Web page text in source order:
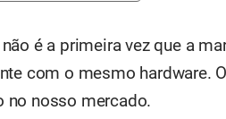
é a primeira vez que a
com o mesmo hardware.
no nosso mercado.